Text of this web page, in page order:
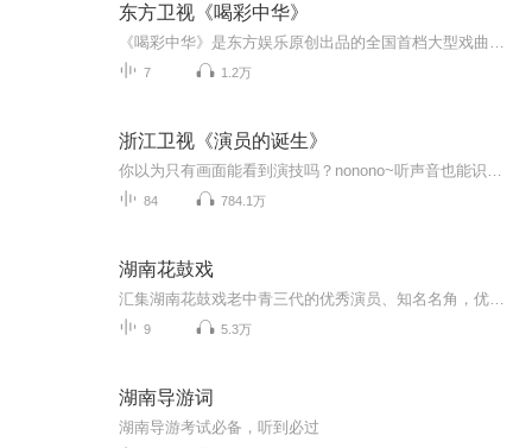
东方卫视《喝彩中华》
7 1.2万
浙江卫视《演员的诞生》
84 784.1万
湖南花鼓戏
9 5.3万
湖南导游词
湖南导游考试必备，听到必过